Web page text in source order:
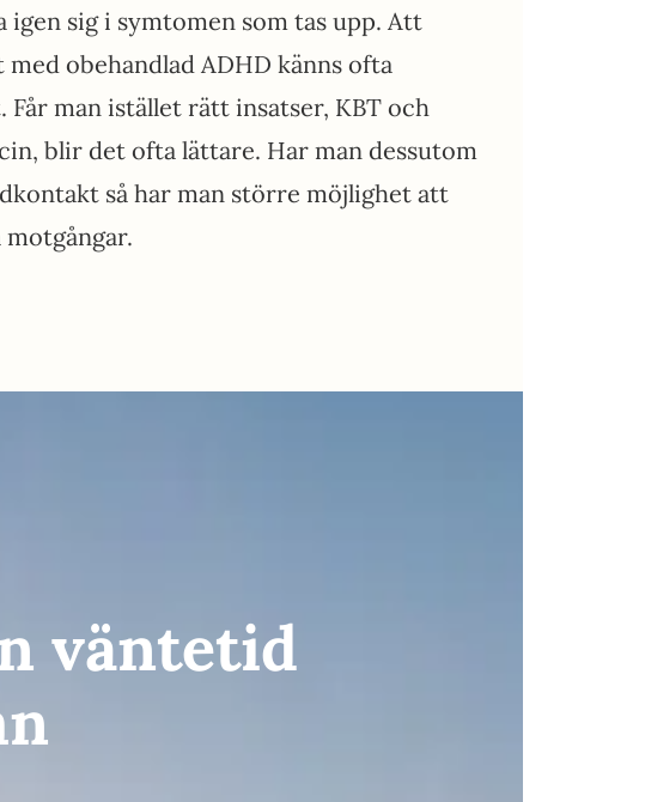
igen sig i symtomen som tas upp. Att
obehandlad ADHD känns ofta
Får man istället rätt insatser, KBT och
blir det ofta lättare. Har man dessutom
så har man större möjlighet att
väntetid